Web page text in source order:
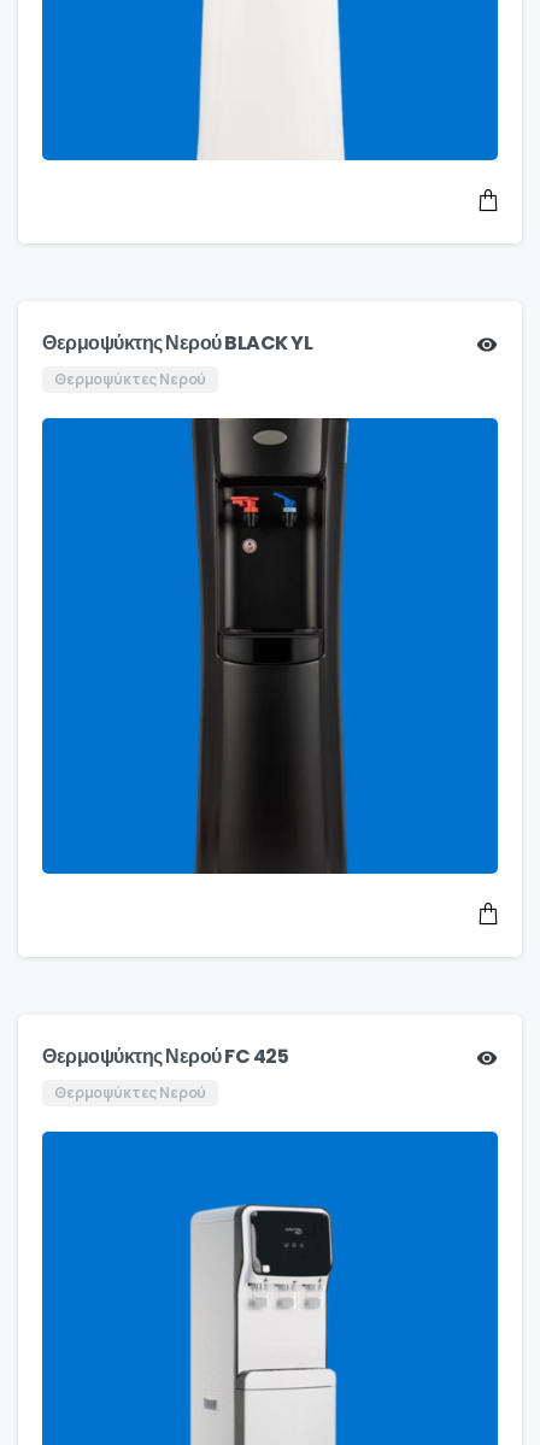
Θερμοψύκτης Νερού BLACK YL
Θερμοψύκτες Νερού
Θερμοψύκτης Νερού FC 425
Θερμοψύκτες Νερού